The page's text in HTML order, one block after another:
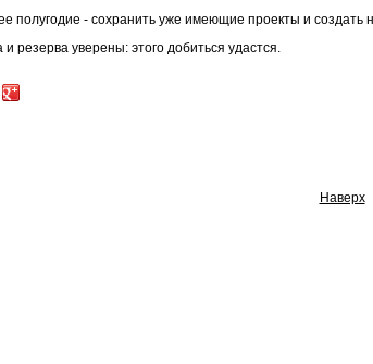
полугодие - сохранить уже имеющие проекты и
резерва уверены: этого добиться удастся.
Наверх